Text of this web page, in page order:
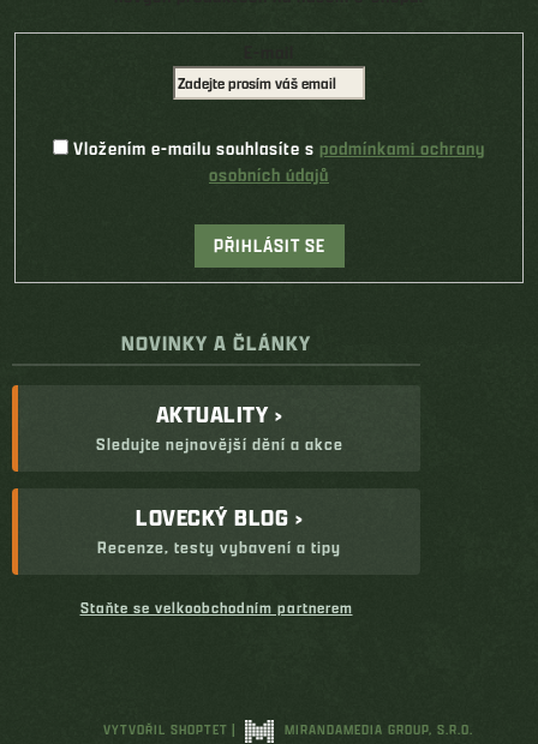
Vložením e-mailu souhlasíte s podmínkami ochrany
osobních údajů
PŘIHLÁSIT SE
NOVINKY A ČLÁNKY
AKTUALITY ›
Sledujte nejnovější dění a akce
LOVECKÝ BLOG ›
Recenze, testy vybavení a tipy
Staňte se velkoobchodním partnerem
VYTVOŘIL SHOPTET | MIRANDAMEDIA GROUP, S.R.O.